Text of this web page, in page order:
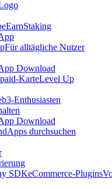
EarnStaking
Für alltägliche Nutzer
KarteLevel Up
Enthusiasten
dApps durchsuchen
SDKeCommerce-Plugins